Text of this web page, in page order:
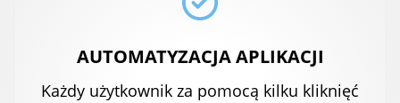
AUTOMATYZACJA APLIKACJI
Każdy użytkownik za pomocą kilku kliknięć